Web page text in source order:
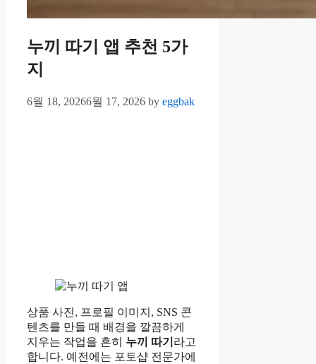
누끼 따기 앱 추천 5가
지
6월 18, 20266월 17, 2026 by eggbak
상품 사진, 프로필 이미지, SNS 콘
텐츠를 만들 때 배경을 깔끔하게
지우는 작업을 흔히 누끼 따기 라고
합니다. 예전에는 포토샵 전문가에